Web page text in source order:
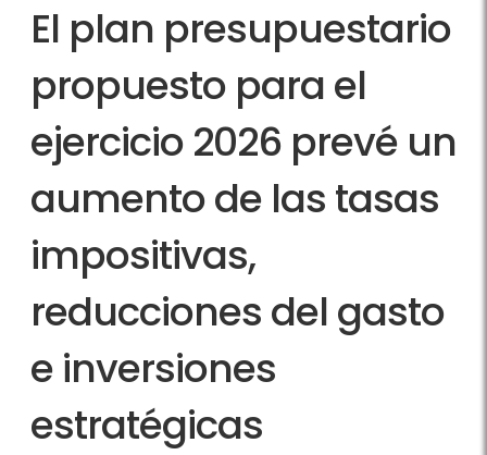
El plan presupuestario
propuesto para el
ejercicio 2026 prevé un
aumento de las tasas
impositivas,
reducciones del gasto
e inversiones
estratégicas